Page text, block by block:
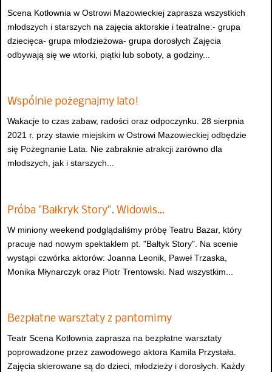
Scena Kotłownia w Ostrowi Mazowieckiej zaprasza wszystkich
młodszych i starszych na zajęcia aktorskie i teatralne:- grupa
dziecięca- grupa młodzieżowa- grupa dorosłych Zajęcia
odbywają się we wtorki, piątki lub soboty, a godziny...
Wspólnie pożegnajmy lato!
Wakacje to czas zabaw, radości oraz odpoczynku. 28 sierpnia
2021 r. przy stawie miejskim w Ostrowi Mazowieckiej odbędzie
się Pożegnanie Lata. Nie zabraknie atrakcji zarówno dla
młodszych, jak i starszych...
Próba "Bałkryk Story". Widowis…
W miniony weekend podglądaliśmy próbę Teatru Bazar, który
pracuje nad nowym spektaklem pt. "Bałtyk Story". Na scenie
wystąpi czwórka aktorów: Joanna Leonik, Paweł Trzaska,
Monika Młynarczyk oraz Piotr Trentowski. Nad wszystkim...
Bezpłatne warsztaty z pantomimy
Teatr Scena Kotłownia zaprasza na bezpłatne warsztaty
poprowadzone przez zawodowego aktora Kamila Przystała.
Zajęcia skierowane są do dzieci, młodzieży i dorosłych. Każdy